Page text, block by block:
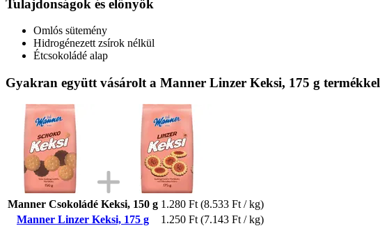
Tulajdonságok és előnyök
Omlós sütemény
Hidrogénezett zsírok nélkül
Étcsokoládé alap
Gyakran együtt vásárolt a Manner Linzer Keksi, 175 g termékkel
Manner Csokoládé Keksi, 150 g 1.280 Ft (8.533 Ft / kg)
Manner Linzer Keksi, 175 g
1.250 Ft (7.143 Ft / kg)